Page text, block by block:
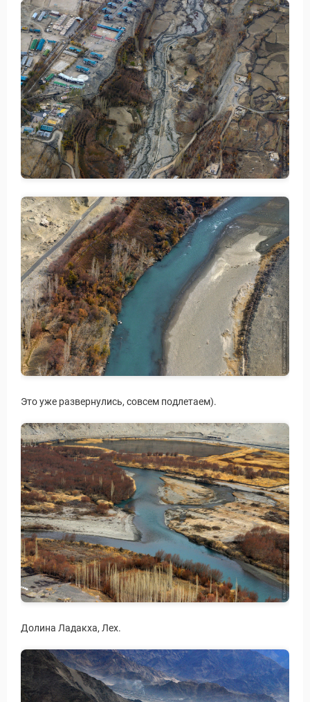
Это уже развернулись, совсем подлетаем).
Долина Ладакха, Лех.